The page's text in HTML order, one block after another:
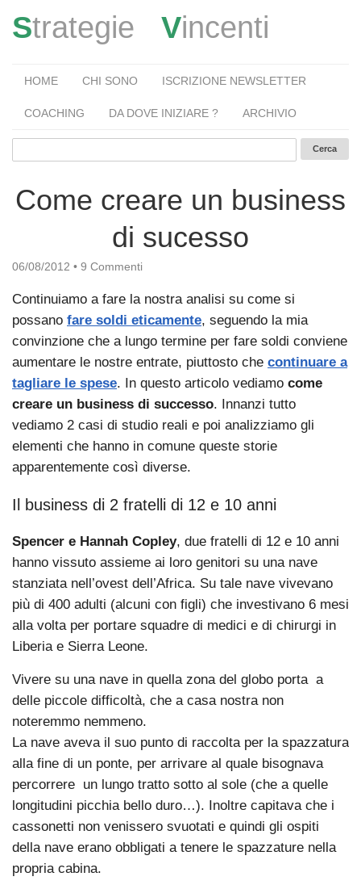
Strategie Vincenti
HOME CHI SONO ISCRIZIONE NEWSLETTER
COACHING DA DOVE INIZIARE ? ARCHIVIO
Come creare un business
di sucesso
06/08/2012 • 9 Commenti
Continuiamo a fare la nostra analisi su come si
possano fare soldi eticamente, seguendo la mia
convinzione che a lungo termine per fare soldi conviene
aumentare le nostre entrate, piuttosto che continuare a
tagliare le spese. In questo articolo vediamo come
creare un business di successo. Innanzi tutto
vediamo 2 casi di studio reali e poi analizziamo gli
elementi che hanno in comune queste storie
apparentemente così diverse.
Il business di 2 fratelli di 12 e 10 anni
Spencer e Hannah Copley, due fratelli di 12 e 10 anni
hanno vissuto assieme ai loro genitori su una nave
stanziata nell’ovest dell’Africa. Su tale nave vivevano
più di 400 adulti (alcuni con figli) che investivano 6 mesi
alla volta per portare squadre di medici e di chirurgi in
Liberia e Sierra Leone.
Vivere su una nave in quella zona del globo porta a
delle piccole difficoltà, che a casa nostra non
noteremmo nemmeno.
La nave aveva il suo punto di raccolta per la spazzatura
alla fine di un ponte, per arrivare al quale bisognava
percorrere un lungo tratto sotto al sole (che a quelle
longitudini picchia bello duro…). Inoltre capitava che i
cassonetti non venissero svuotati e quindi gli ospiti
della nave erano obbligati a tenere le spazzature nella
propria cabina.